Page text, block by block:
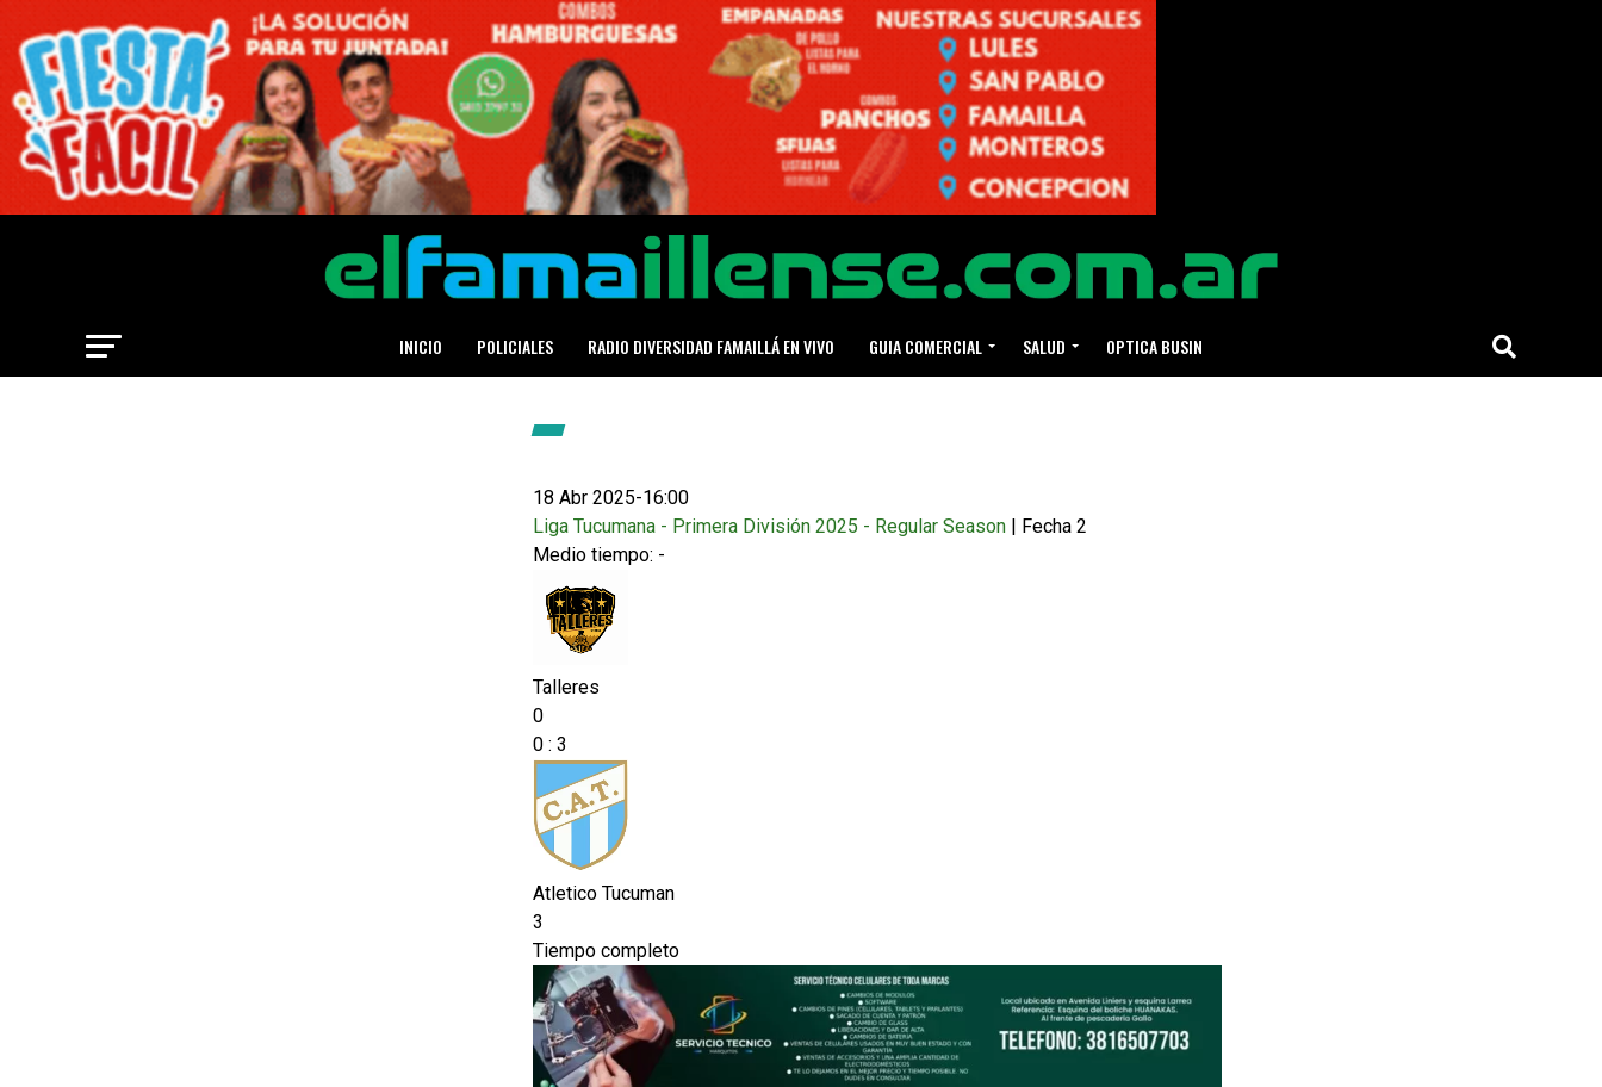
INICIO POLICIALES RADIO DIVERSIDAD FAMAILLÁ EN VIVO GUIA COMERCIAL SALUD OPTICA BUSIN
18 Abr 2025-16:00
Liga Tucumana - Primera División 2025 - Regular Season
| Fecha 2
Medio tiempo: -
Talleres
0
0 : 3
Atletico Tucuman
3
Tiempo completo